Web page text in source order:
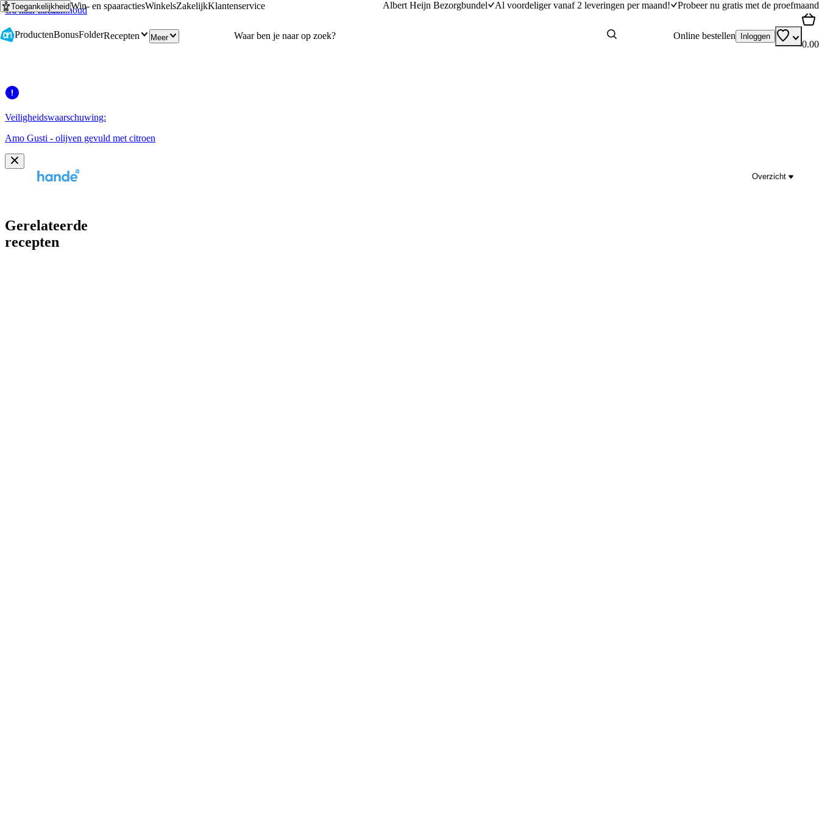
Ga naar hoofdinhoud
Ga naar zoeken
ToegankelijkheidWin- en spaaractiesWinkelsZakelijkKlantenservice Albert Heijn Bezorgbundel Al voordeliger vanaf 2 leveringen per maand! Probeer nu gratis met de proefmaand
ProductenBonusFolderRecepten Meer Online bestellen Inloggen
0.00
Veiligheidswaarschuwing:
Amo Gusti - olijven gevuld met citroen
Overzicht
Gerelateerde
recepten